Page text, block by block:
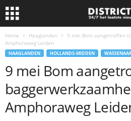
Home Haaglanden
9 mei Bom aangetroffen
Amphoraweg Leiden
HAAGLANDEN HOLLANDS-MIDDEN
9 mei Bom
Amphoraweg